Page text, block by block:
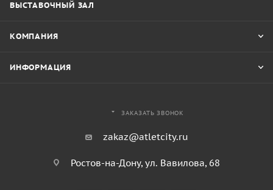
ВЫСТАВОЧНЫЙ ЗАЛ
КОМПАНИЯ
ИНФОРМАЦИЯ
ЗАКАЗАТЬ ЗВОНОК
zakaz@atletcity.ru
Ростов-на-Дону, ул. Вавилова, 68